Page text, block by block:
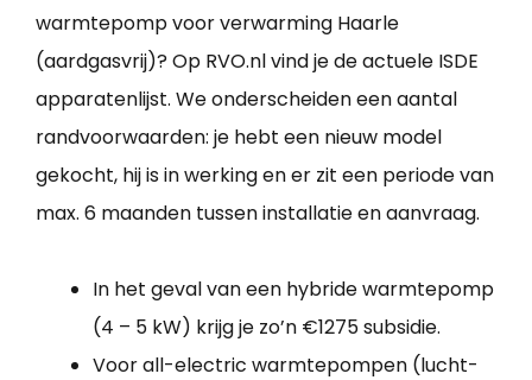
warmtepomp voor verwarming Haarle
(aardgasvrij)? Op RVO.nl vind je de actuele ISDE
apparatenlijst. We onderscheiden een aantal
randvoorwaarden: je hebt een nieuw model
gekocht, hij is in werking en er zit een periode van
max. 6 maanden tussen installatie en aanvraag.
In het geval van een hybride warmtepomp
(4 – 5 kW) krijg je zo’n €1275 subsidie.
Voor all-electric warmtepompen (lucht-